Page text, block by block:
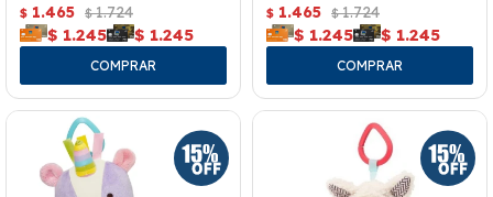
$ 1.465 $ 1.724
$ 1.245 $ 1.245
$ 1.465 $ 1.724
$ 1.245 $ 1.245